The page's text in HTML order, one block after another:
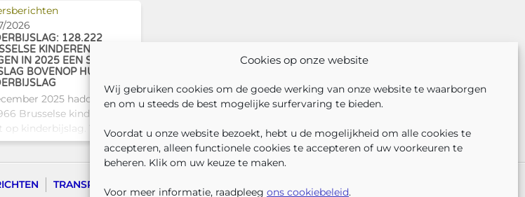
Cookies op onze website
Wij gebruiken cookies om de goede werking van onze website te waarborgen
en om u steeds de best mogelijke surfervaring te bieden.
Voordat u onze website bezoekt, hebt u de mogelijkheid om alle cookies te
accepteren, alleen functionele cookies te accepteren of uw voorkeuren te
beheren. Klik om uw keuze te maken.
Voor meer informatie, raadpleeg ons cookiebeleid.
een concrete oplossing in
tonen
2026
128.222
KINDEREN
IN 2025 EEN SOCIALE
BOVENOP HUN
2025 hadden
Brusselse kinderen
op kinderbijslag. Van hen
128.222 kinderen
een sociale toeslag boven
overeen met 42,04% van
TRANSPARANTIE